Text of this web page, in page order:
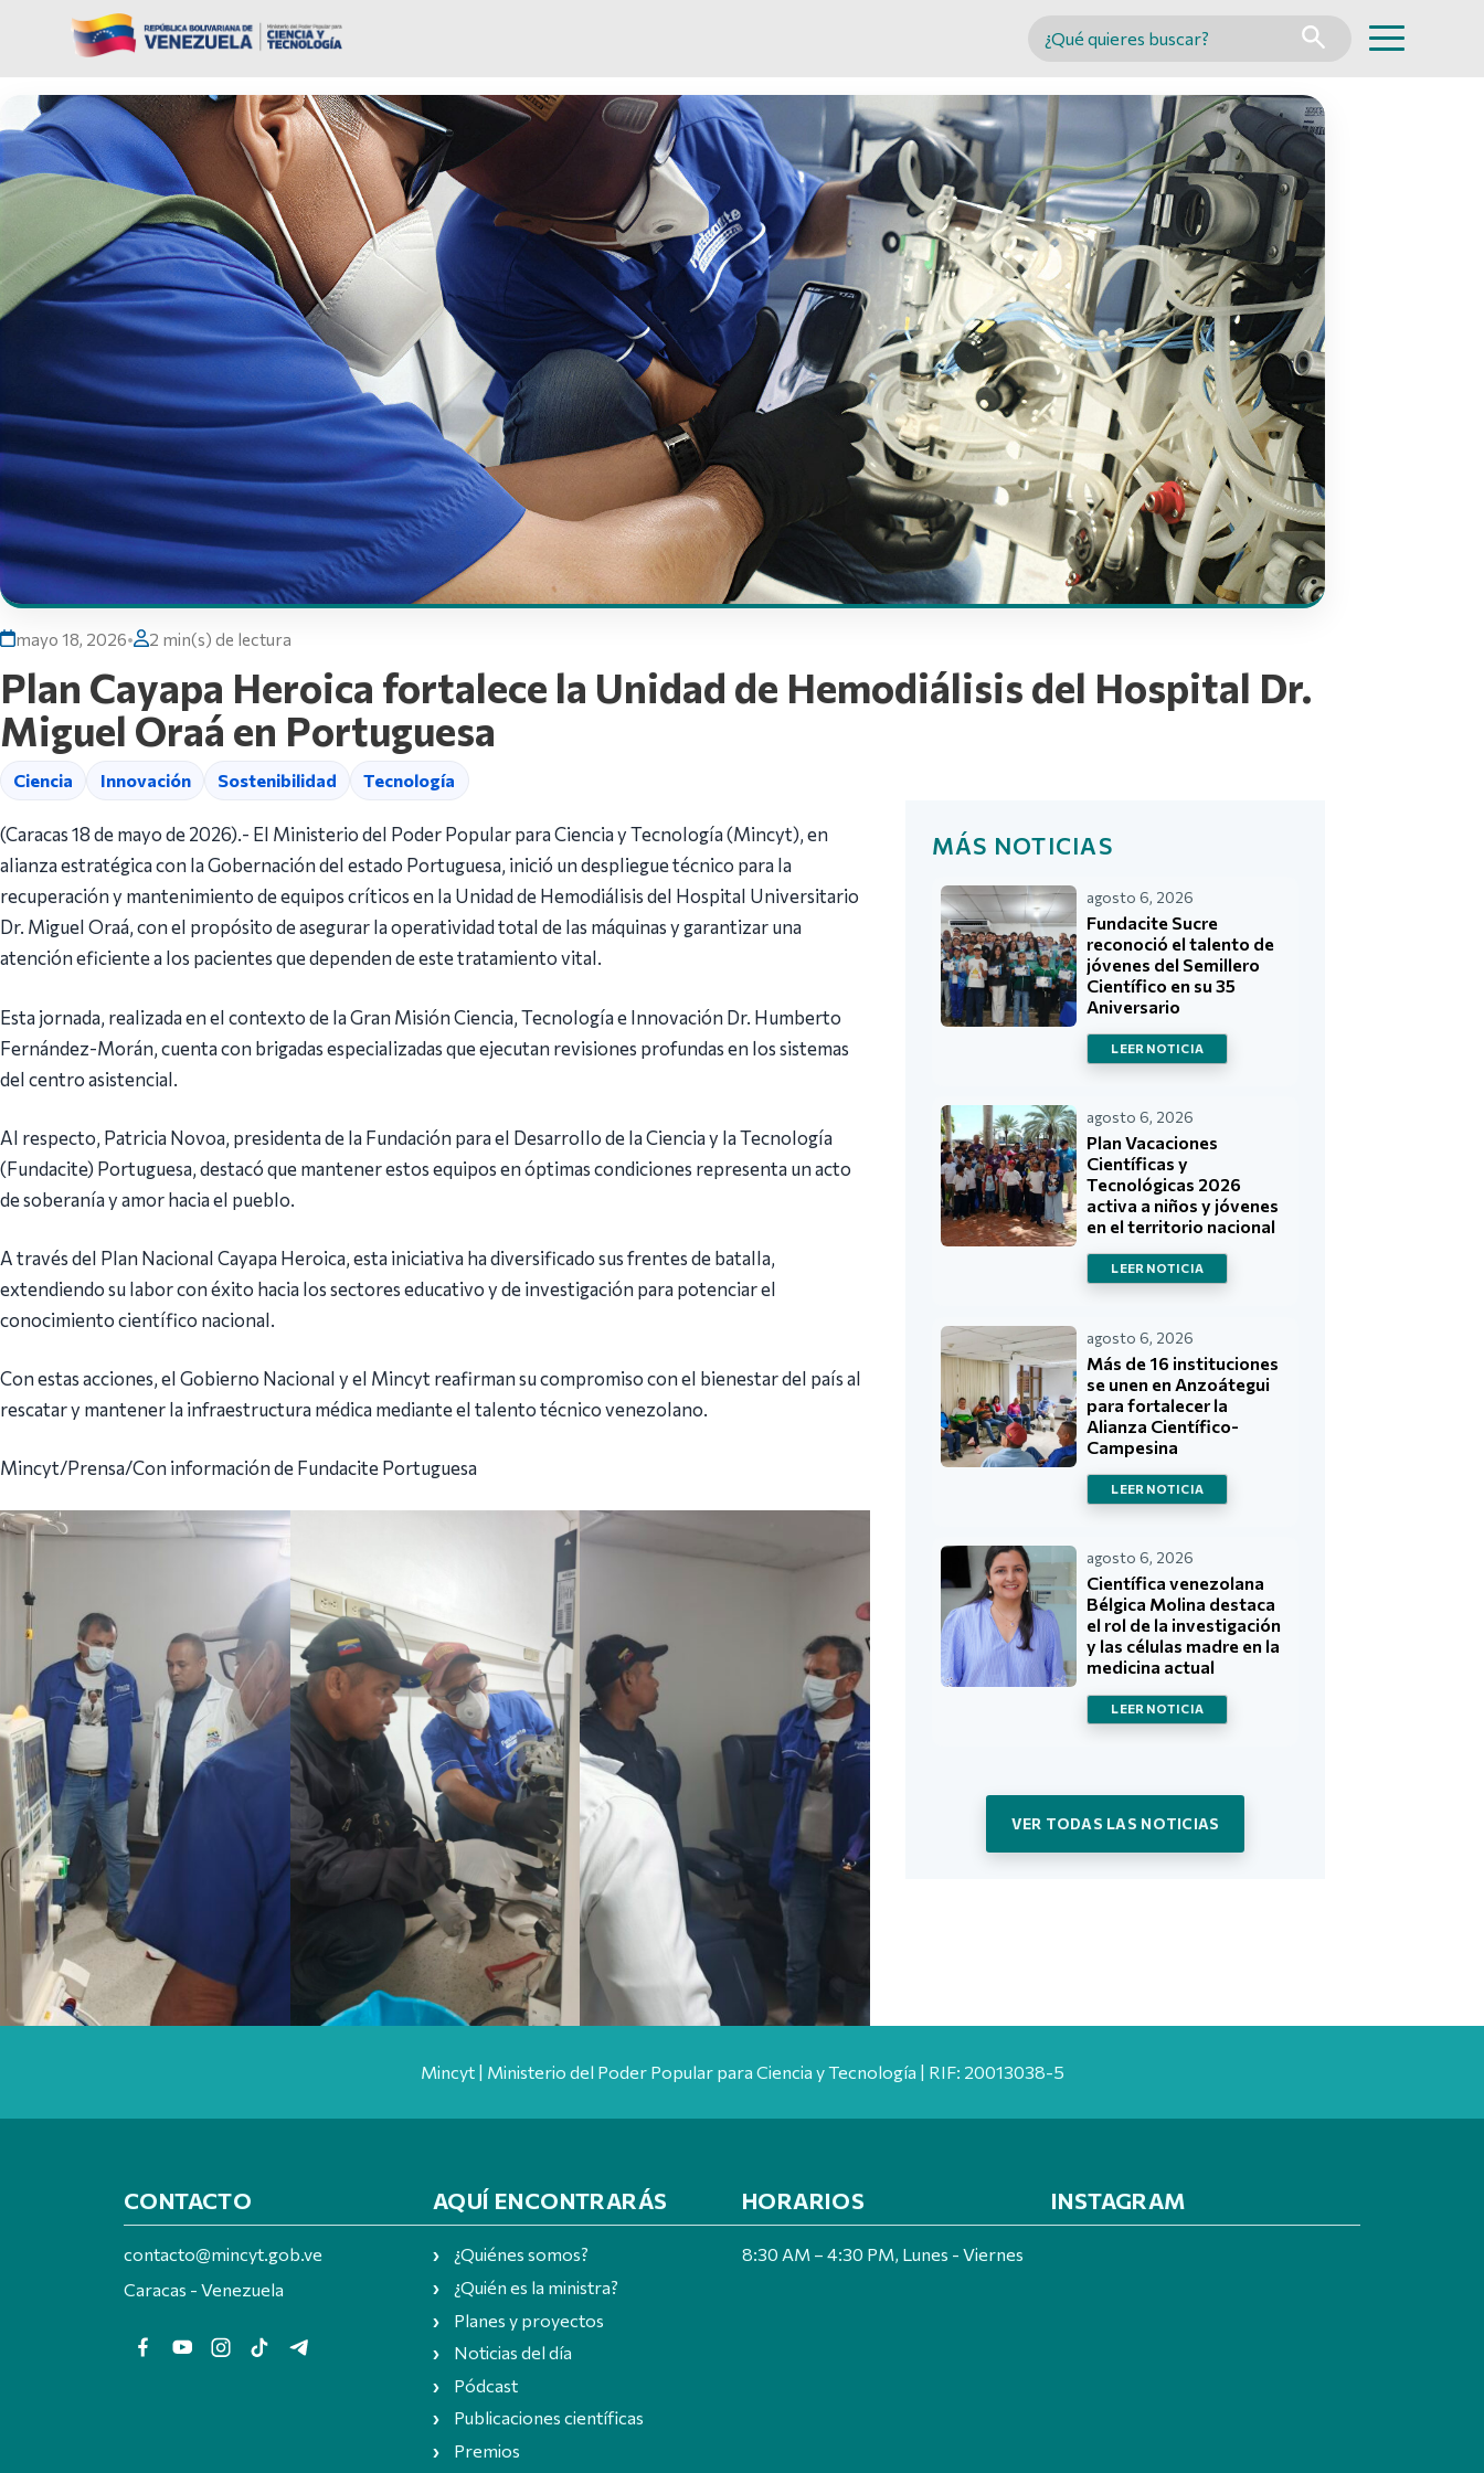
Buscar en MINCYT
mayo 18, 2026• 2 min(s) de lectura
Plan Cayapa Heroica fortalece la Unidad de Hemodiálisis del Hospital Dr.
Miguel Oraá en Portuguesa
Ciencia Innovación Sostenibilidad Tecnología
(Caracas 18 de mayo de 2026).- El Ministerio del Poder Popular para Ciencia y Tecnología (Mincyt), en
alianza estratégica con la Gobernación del estado Portuguesa, inició un despliegue técnico para la
recuperación y mantenimiento de equipos críticos en la Unidad de Hemodiálisis del Hospital Universitario
Dr. Miguel Oraá, con el propósito de asegurar la operatividad total de las máquinas y garantizar una
atención eficiente a los pacientes que dependen de este tratamiento vital.
Esta jornada, realizada en el contexto de la Gran Misión Ciencia, Tecnología e Innovación Dr. Humberto
Fernández-Morán, cuenta con brigadas especializadas que ejecutan revisiones profundas en los sistemas
del centro asistencial.
Al respecto, Patricia Novoa, presidenta de la Fundación para el Desarrollo de la Ciencia y la Tecnología
(Fundacite) Portuguesa, destacó que mantener estos equipos en óptimas condiciones representa un acto
de soberanía y amor hacia el pueblo.
A través del Plan Nacional Cayapa Heroica, esta iniciativa ha diversificado sus frentes de batalla,
extendiendo su labor con éxito hacia los sectores educativo y de investigación para potenciar el
conocimiento científico nacional.
Con estas acciones, el Gobierno Nacional y el Mincyt reafirman su compromiso con el bienestar del país al
rescatar y mantener la infraestructura médica mediante el talento técnico venezolano.
Mincyt/Prensa/Con información de Fundacite Portuguesa
MÁS NOTICIAS
agosto 6, 2026
Fundacite Sucre
reconoció el talento de
jóvenes del Semillero
Científico en su 35
Aniversario
LEER NOTICIA
agosto 6, 2026
Plan Vacaciones
Científicas y
Tecnológicas 2026
activa a niños y jóvenes
en el territorio nacional
LEER NOTICIA
agosto 6, 2026
Más de 16 instituciones
se unen en Anzoátegui
para fortalecer la
Alianza Científico-
Campesina
LEER NOTICIA
agosto 6, 2026
Científica venezolana
Bélgica Molina destaca
el rol de la investigación
y las células madre en la
medicina actual
LEER NOTICIA
VER TODAS LAS NOTICIAS
Mincyt | Ministerio del Poder Popular para Ciencia y Tecnología | RIF: 20013038-5
CONTACTO
contacto@mincyt.gob.ve
Caracas - Venezuela
AQUÍ ENCONTRARÁS
¿Quiénes somos?
¿Quién es la ministra?
Planes y proyectos
Noticias del día
Pódcast
Publicaciones científicas
Premios
HORARIOS
8:30 AM – 4:30 PM, Lunes - Viernes
INSTAGRAM